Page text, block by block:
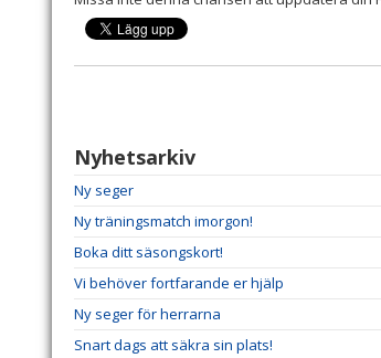
Nyhetsarkiv
Ny seger
Ny träningsmatch imorgon!
Boka ditt säsongskort!
Vi behöver fortfarande er hjälp
Ny seger för herrarna
Snart dags att säkra sin plats!